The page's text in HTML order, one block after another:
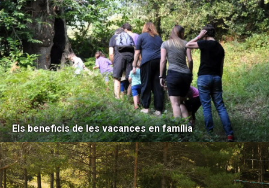
Els beneficis de les vacances en família